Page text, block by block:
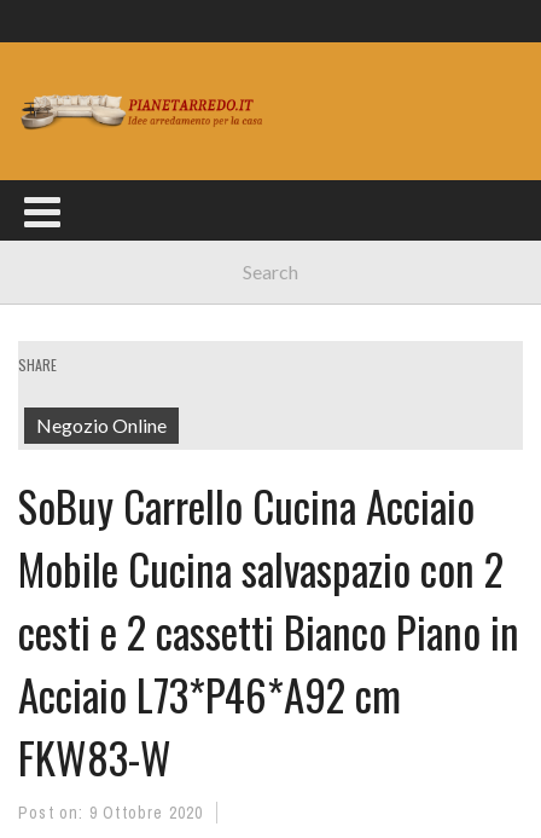
SHARE
Negozio Online
SoBuy Carrello Cucina Acciaio
Mobile Cucina salvaspazio con 2
cesti e 2 cassetti Bianco Piano in
Acciaio L73*P46*A92 cm
FKW83-W
Post on: 9 Ottobre 2020